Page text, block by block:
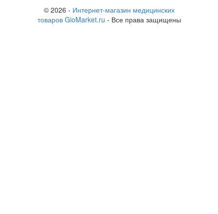
© 2026 - Интернет-магазин медицинских
товаров GioMarket.ru - Все права защищены